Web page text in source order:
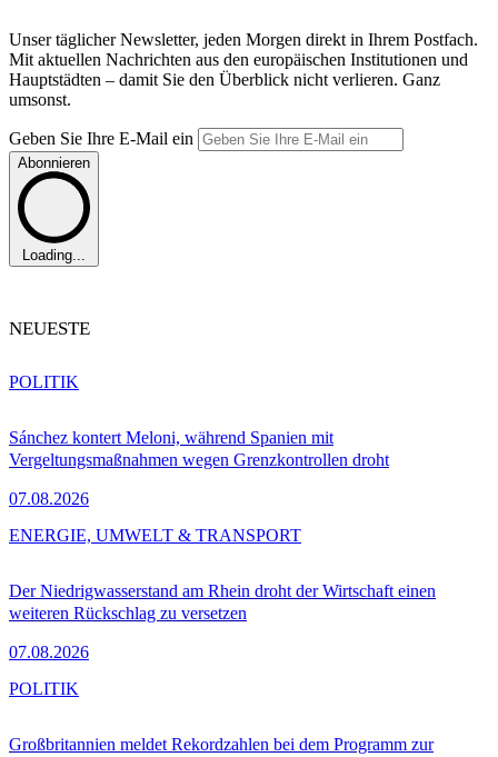
Unser täglicher Newsletter, jeden Morgen direkt in Ihrem Postfach.
Mit aktuellen Nachrichten aus den europäischen Institutionen und
Hauptstädten – damit Sie den Überblick nicht verlieren. Ganz
umsonst.
Geben Sie Ihre E-Mail ein
Abonnieren
Loading...
NEUESTE
Sánchez kontert Meloni, während Spanien mit
Vergeltungsmaßnahmen wegen Grenzkontrollen droht
07.08.2026
POLITIK
Der Niedrigwasserstand am Rhein droht der Wirtschaft einen
weiteren Rückschlag zu versetzen
07.08.2026
ENERGIE, UMWELT & TRANSPORT
Großbritannien meldet Rekordzahlen bei dem Programm zur
POLITIK